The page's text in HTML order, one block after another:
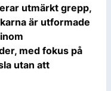
utmärkt grepp,
är utformade
med fokus på
utan att